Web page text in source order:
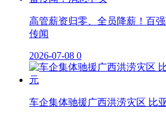
高管薪资归零、全员降薪！百
传闻
2026-07-08 0
车企集体驰援广西洪涝灾区 比